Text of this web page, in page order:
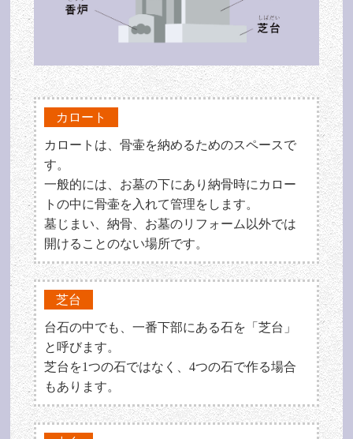
カロート
カロートは、骨壷を納めるためのスペースで
す。
一般的には、お墓の下にあり納骨時にカロー
トの中に骨壷を入れて管理をします。
墓じまい、納骨、お墓のリフォーム以外では
開けることのない場所です。
芝台
台石の中でも、一番下部にある石を「芝台」
と呼びます。
芝台を1つの石ではなく、4つの石で作る場合
もあります。